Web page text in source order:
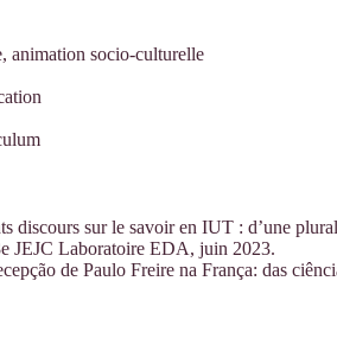
animation socio-culturelle
discours sur le savoir en IUT : d’une
JEJC Laboratoire EDA, juin 2023.
de Paulo Freire na França: das